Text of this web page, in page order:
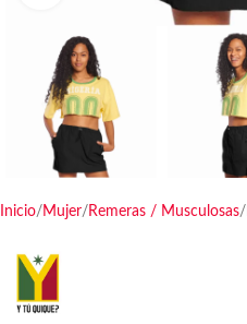
Inicio Mujer Remeras / Musculosas